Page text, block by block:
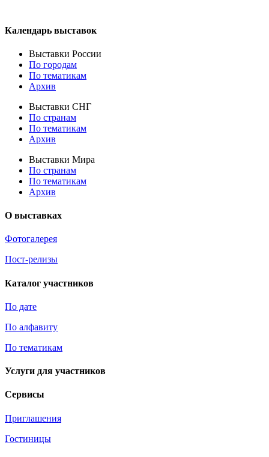
Календарь выставок
Выставки России
По городам
По тематикам
Архив
Выставки СНГ
По странам
По тематикам
Архив
Выставки Мира
По странам
По тематикам
Архив
О выставках
Фотогалерея
Пост-релизы
Каталог участников
По дате
По алфавиту
По тематикам
Услуги для участников
Сервисы
Приглашения
Гостиницы